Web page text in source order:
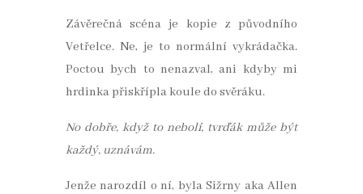
Závěrečná scéna je kopie z původního
Vetřelce. Ne, je to normální vykrádačka.
Poctou bych to nenazval, ani kdyby mi
hrdinka přiskřípla koule do svěráku.
No dobře, když to nebolí, tvrďák může být
každý, uznávám.
Jenže narozdíl o ní, byla Sižrny aka Allen